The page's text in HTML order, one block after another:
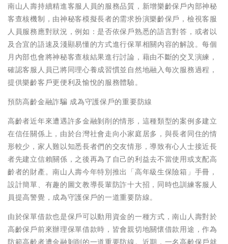
南山人壽持續精進客服人員的服務品質，新增樂齡保戶內部神秘
客查核機制，由神秘客模擬長者的需求扮演樂齡保戶，檢視客服
人員服務應對狀況，例如：是否依保戶熟悉的語言對答，或者以
及合宜的語速及淺顯易懂的方式進行保單相關內容的解說。每個
月內部也會將神秘客查核結果進行討論，藉由不斷的交叉演練，
確認客服人員已將同理心養成習慣並自然地融入每次服務過程，
提供樂齡客戶更便利及愉悅的服務體驗。
預防高齡金融詐騙 成為守護保戶的重要防線
高齡者近年來遭遇許多金融剝削的情形，這種類型的案例多建立
在信任關係上，由於台灣社會走向小家庭居多，與長者同住的情
形較少，家人難以知悉長者們的交友情形，導致有心人士接近長
者先建立信賴關係，之後再為了自己的利益去不當使用或支配高
齡者的財產。南山人壽今年特別推出「高年級生保險箱」手冊，
設計簡單、有趣的圖文教導長輩防詐十大招，同時也訓練客服人
員提高警覺，成為守護保戶的一道重要防線。
由於保單借款也是保戶可以動用資金的一種方式，南山人壽對於
高齡保戶前來辦理保單借款時，皆會親切地關懷借款用途，作為
防範高齡者遭金融剝削的一道重要防線。近期，一名高齡保戶就